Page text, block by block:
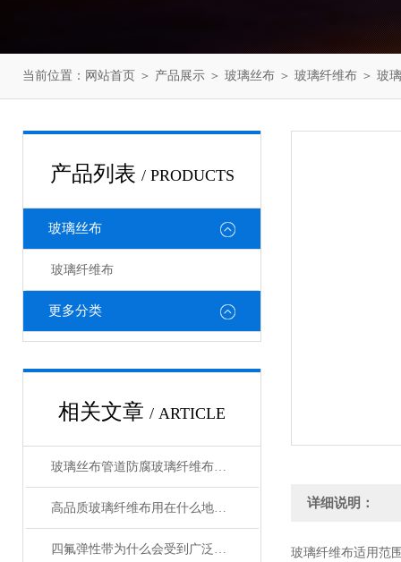
当前位置： 网站首页 ＞ 产品展示 ＞ 玻璃丝布 ＞ 玻璃纤维布 ＞ 玻
产品列表 / PRODUCTS
玻璃丝布
玻璃纤维布
更多分类
相关文章 / ARTICLE
玻璃丝布管道防腐玻璃纤维布规格型号齐全
高品质玻璃纤维布用在什么地方合适
四氟弹性带为什么会受到广泛的欢迎呢
详细说明：
玻璃纤维布适用范